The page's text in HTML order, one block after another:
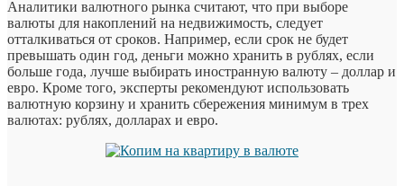
Аналитики валютного рынка считают, что при выборе
валюты для накоплений на недвижимость, следует
отталкиваться от сроков. Например, если срок не будет
превышать один год, деньги можно хранить в рублях, если
больше года, лучше выбирать иностранную валюту – доллар и
евро. Кроме того, эксперты рекомендуют использовать
валютную корзину и хранить сбережения минимум в трех
валютах: рублях, долларах и евро.